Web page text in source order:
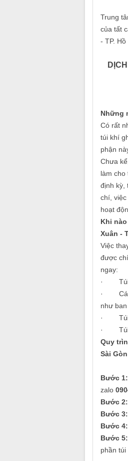
Trung
của tất
- TP. Hồ
Những
Có rất
túi khí
phận
Chưa
làm
định kỳ,
chí,
hoạt
Khi
Xuân -
Việc
được
ngay:
· Túi
· Các
như ban
· Túi
· Túi
Quy
Sài Gòn
Bước 1:
zalo
Bước 2:
Bước 3:
Bước 4:
Bước 5:
phần